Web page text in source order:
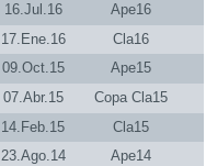
16.Jul.16
Ape16
17.Ene.16
Cla16
09.Oct.15
Ape15
07.Abr.15
Copa Cla15
14.Feb.15
Cla15
23.Ago.14
Ape14